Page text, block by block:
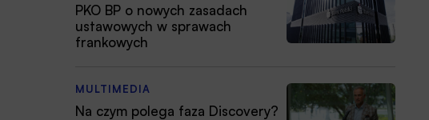
PKO BP o nowych zasadach
ustawowych w sprawach
frankowych
MULTIMEDIA
Na czym polega faza Discovery?